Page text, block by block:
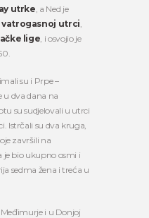
utrke , a Ned je
utrci
lige , i osvojio je
su i Prpe –
u dva dana na
su sudjelovali u utrci
Istrčali su dva kruga,
završili na
je bio ukupno osmi i
sedma žena i treća u
Međimurje i u Donjoj